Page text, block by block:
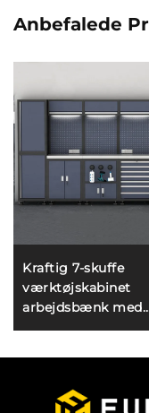
Anbefalede
Kraftig 7-skuffe
værktøjskabinet
arbejdsbænk med
skuffer,
trailer